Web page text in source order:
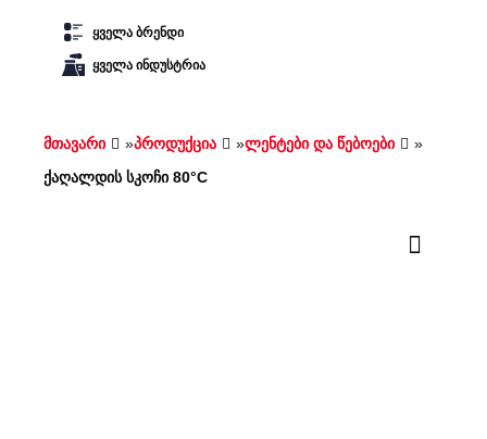
ყველა ბრენდი
ყველა ინდუსტრია
მთავარი »პროდუქცია »ლენტები და წებოები
»
ქაღალდის სკოჩი 80°C